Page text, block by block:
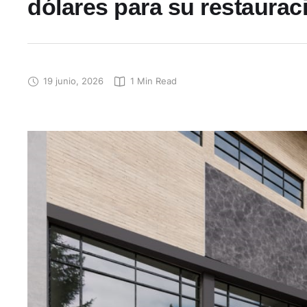
dólares para su
19 junio, 2026 1 Min Read